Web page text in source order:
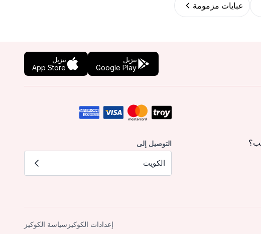
عبايات مزمومة
تنزيل
Google Play
تنزيل
App Store
التوصيل إلى
الكويت
إعدادات الكوكيز سياسة الكوكيز